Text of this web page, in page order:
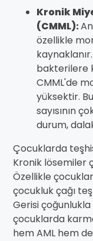
Kronik
(CMML):
özellikle
bakterilere
CMML'de
yüksektir.
sayısının
durum,
Çocuklarda
Kronik lösemiler
Özellikle
çocukluk çağı
Gerisi
çocuklarda
hem AML hem